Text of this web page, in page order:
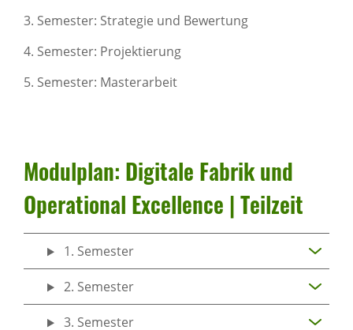
3. Semester: Strategie und Bewertung
4. Semester: Projektierung
5. Semester: Masterarbeit
Modul­plan: Digi­tale Fabrik und
Opera­ti­onal Excel­lence | Teil­zeit
1. Semester
2. Semester
3. Semester